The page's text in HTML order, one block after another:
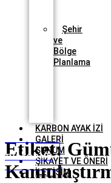
Şehir
ve
Bölge
Planlama
KARBON AYAK İZİ
GALERİ
SUNUM
ŞİKAYET VE ÖNERİ
İLETİŞİM
FORMU
Etiket: